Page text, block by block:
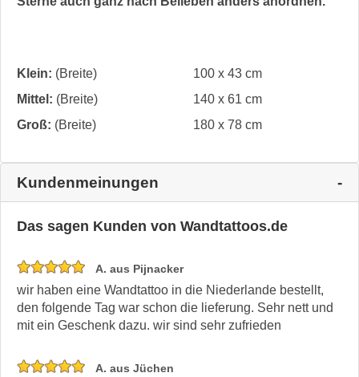
Klein: (Breite)
100 x 43 cm
Mittel: (Breite)
140 x 61 cm
Groß: (Breite) 180 x 78 cm
Kundenmeinungen
Das sagen Kunden von Wandtattoos.de
A. aus Pijnacker
wir haben eine Wandtattoo in die Niederlande bestellt,
den folgende Tag war schon die lieferung. Sehr nett und
mit ein Geschenk dazu. wir sind sehr zufrieden
A. aus Jüchen